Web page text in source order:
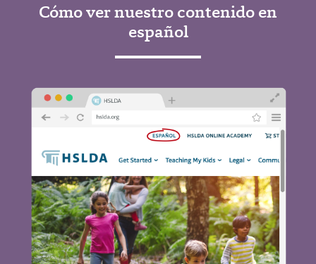
Cómo ver nuestro contenido en
español